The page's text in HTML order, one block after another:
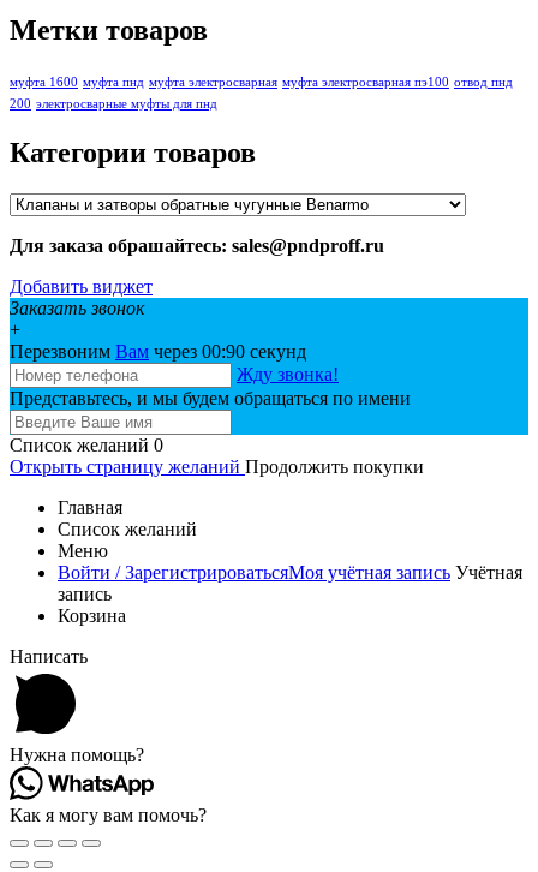
Метки товаров
муфта 1600 муфта пнд муфта электросварная муфта электросварная пэ100 отвод пнд
200 электросварные муфты для пнд
Категории товаров
Для заказа обрашайтесь: sales@pndproff.ru
Добавить виджет
Заказать звонок
+
Перезвоним Вам через 00:90 секунд
Жду звонка!
Представьтесь, и мы будем обращаться по имени
Список желаний 0
Открыть страницу желаний Продолжить покупки
Главная
Список желаний
Меню
Войти / ЗарегистрироватьсяМоя учётная запись Учётная
запись
Корзина
Написать
Нужна помощь?
Как я могу вам помочь?